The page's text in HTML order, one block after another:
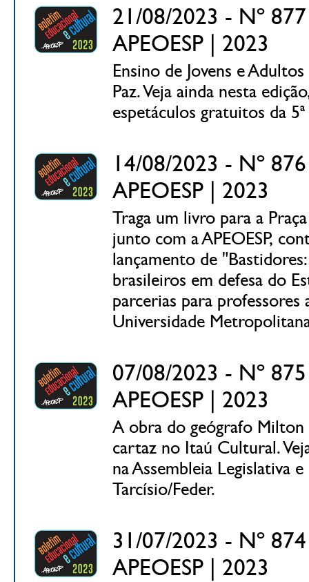
21/08/2023 - Nº
APEOESP | 2023
Ensino de Jovens e
Paz. Veja ainda nesta
espetáculos gratuitos da
14/08/2023 - Nº
APEOESP | 2023
Traga um livro para a
junto com a APEOESP,
lançamento de
brasileiros em defesa do
parcerias para
Universidade
07/08/2023 - Nº
APEOESP | 2023
A obra do geógrafo Milton
cartaz no Itaú Cultural.
na Assembleia Legislativa
Tarcísio/Feder.
31/07/2023 - Nº
APEOESP | 2023